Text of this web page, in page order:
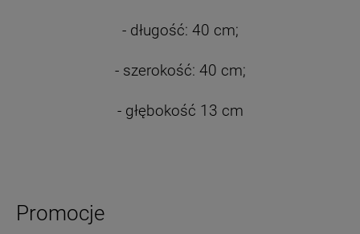
- długość: 40 cm;
- szerokość: 40 cm;
- głębokość 13 cm
Promocje